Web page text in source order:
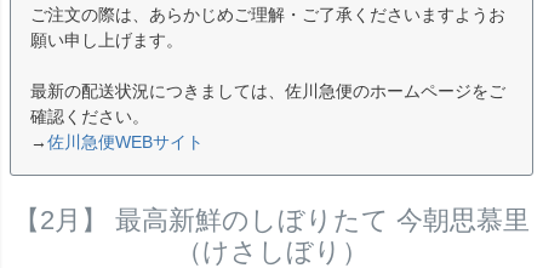
ご注文の際は、あらかじめご理解・ご了承くださいますようお
願い申し上げます。
最新の配送状況につきましては、佐川急便のホームページをご
確認ください。
→佐川急便WEBサイト
【2月】 最高新鮮のしぼりたて 今朝思慕里
（けさしぼり）